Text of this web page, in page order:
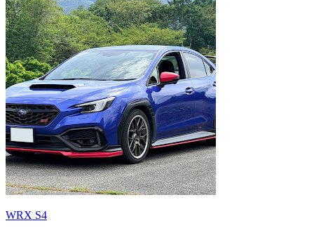
WRX S4